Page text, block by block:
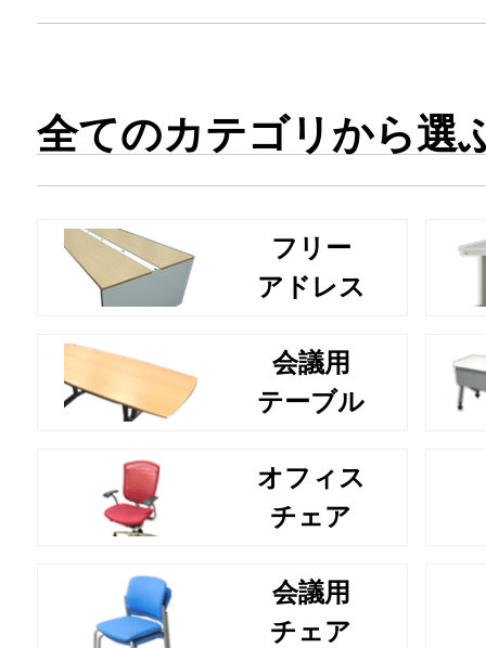
全てのカテゴリから選
フリー
アドレス
会議用
テーブル
オフィス
チェア
会議用
チェア